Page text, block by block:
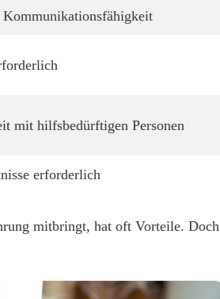
mit hilfsbedürftigen Personen
erforderlich
mitbringt, hat oft Vorteile. Doch